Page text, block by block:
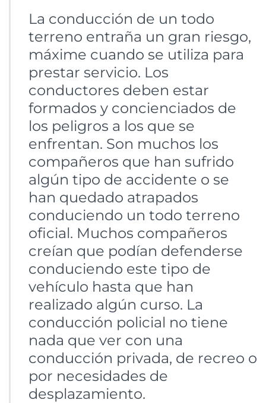
La conducción de un todo
terreno entraña un gran riesgo,
máxime cuando se utiliza para
prestar servicio. Los
conductores deben estar
formados y concienciados de
los peligros a los que se
enfrentan. Son muchos los
compañeros que han sufrido
algún tipo de accidente o se
han quedado atrapados
conduciendo un todo terreno
oficial. Muchos compañeros
creían que podían defenderse
conduciendo este tipo de
vehículo hasta que han
realizado algún curso. La
conducción policial no tiene
nada que ver con una
conducción privada, de recreo o
por necesidades de
desplazamiento.